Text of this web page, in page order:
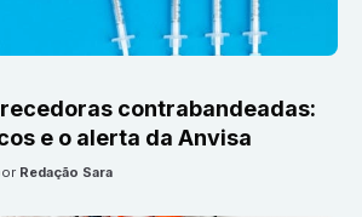
contrabandeadas:
e o alerta da Anvisa
Redação Sara